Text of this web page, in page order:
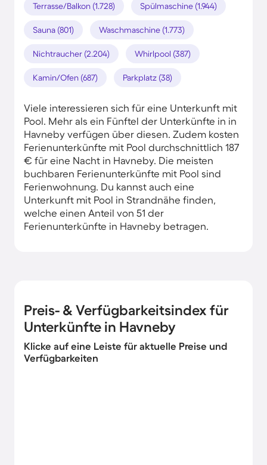
Terrasse/Balkon (1.728) Spülmaschine (1.944)
Sauna (801) Waschmaschine (1.773)
Nichtraucher (2.204) Whirlpool (387)
Kamin/Ofen (687) Parkplatz (38)
Viele interessieren sich für eine Unterkunft mit
Pool. Mehr als ein Fünftel der Unterkünfte in in
Havneby verfügen über diesen. Zudem kosten
Ferienunterkünfte mit Pool durchschnittlich 187
€ für eine Nacht in Havneby. Die meisten
buchbaren Ferienunterkünfte mit Pool sind
Ferienwohnung. Du kannst auch eine
Unterkunft mit Pool in Strandnähe finden,
welche einen Anteil von 51 der
Ferienunterkünfte in Havneby betragen.
Preis- & Verfügbarkeitsindex für
Unterkünfte in Havneby
Klicke auf eine Leiste für aktuelle Preise und
Verfügbarkeiten